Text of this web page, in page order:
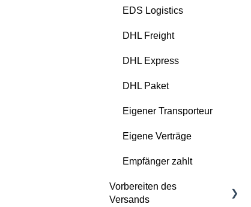
EDS Logistics
DHL Freight
DHL Express
DHL Paket
Eigener Transporteur
Eigene Verträge
Empfänger zahlt
Vorbereiten des
Versands